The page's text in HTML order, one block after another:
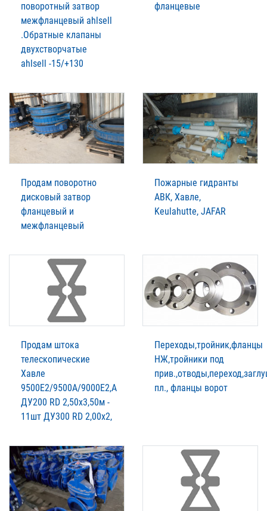
поворотный затвор
межфланцевый ahlsell
.Обратные клапаны
двухстворчатые
ahlsell -15/+130
фланцевые
Продам поворотно
дисковый затвор
фланцевый и
межфланцевый
Пожарные гидранты
АВК, Хавле,
Keulahutte, JAFAR
Продам штока
телескопические
Хавле
9500Е2/9500А/9000Е2,А
ДУ200 RD 2,50х3,50м -
11шт ДУ300 RD 2,00х2,
Переходы,тройник,фланцы
НЖ,тройники под
пл., фланцы ворот